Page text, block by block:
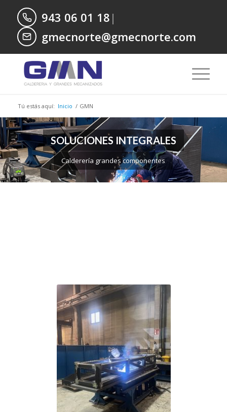
943 06 01 18 |
gmecnorte@gmecnorte.com
Tú estás aquí: Inicio / GMN
SOLUCIONES INTEGRALES
Calderería grandes componentes